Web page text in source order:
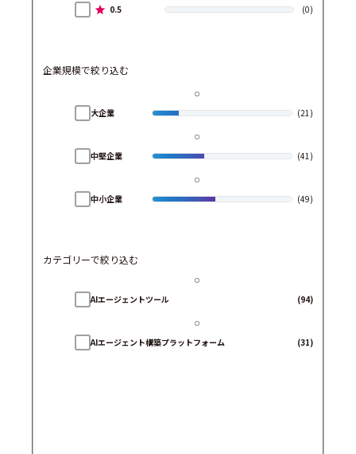
0.5 (0)
企業規模で絞り込む
大企業 (21)
中堅企業 (41)
中小企業 (49)
カテゴリーで絞り込む
AIエージェントツール (94)
AIエージェント構築プラットフォーム (31)